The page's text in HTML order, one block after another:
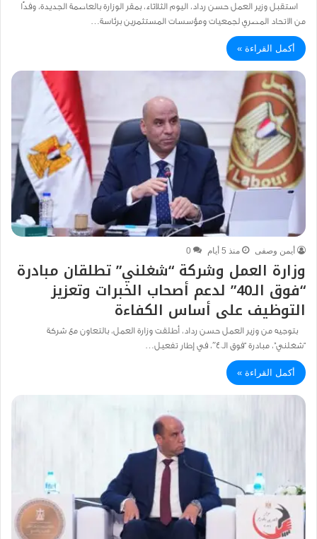
استقبل وزير العمل حسن رداد، اليوم الثلاثاء، بمقر الوزارة بالعاصمة الجديدة، وفدًا
من الاتحاد المصري لجمعيات ومؤسسات المستثمرين برئاسة…
أكمل القراءة »
أيمن وصفى منذ 5 أيام 0
وزارة العمل وشركة “شغلني” تطلقان مبادرة
“فوق الـ40” لدعم أصحاب الخبرات وتعزيز
التوظيف على أساس الكفاءة
بتوجيه من وزير العمل حسن رداد، أطلقت وزارة العمل، بالتعاون مع شركة
“شغلني”، مبادرة “فوق الـ40″، في إطار تفعيل…
أكمل القراءة »